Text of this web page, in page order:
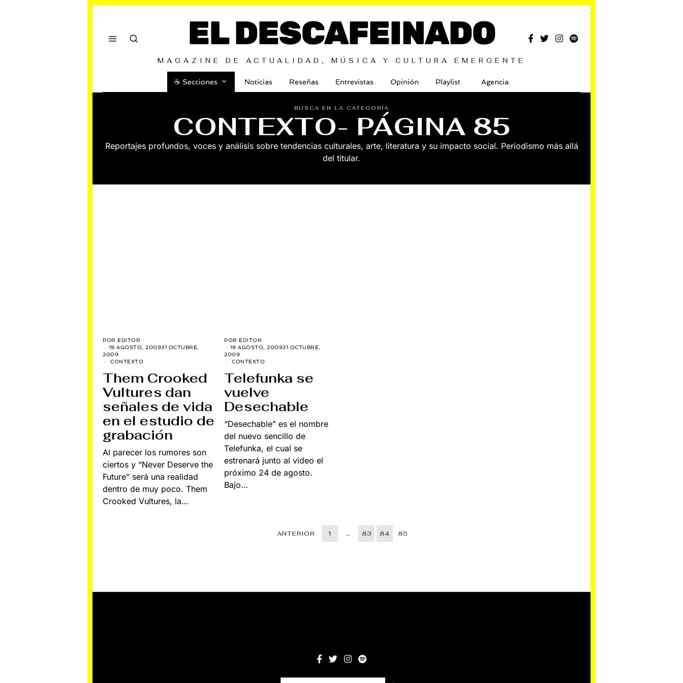
EL DESCAFEINADO
MAGAZINE DE ACTUALIDAD, MÚSICA Y CULTURA EMERGENTE
☕️ Secciones Noticias Reseñas Entrevistas Opinión Playlist Agencia
BUSCA EN LA CATEGORÍA
CONTEXTO- PÁGINA 85
Reportajes profundos, voces y análisis sobre tendencias culturales, arte, literatura y su impacto social. Periodismo más allá
del titular.
POR EDITOR
19 AGOSTO, 200931 OCTUBRE,
2009
CONTEXTO
Them Crooked
Vultures dan
señales de vida
en el estudio de
grabación
Al parecer los rumores son
ciertos y “Never Deserve the
Future” será una realidad
dentro de muy poco. Them
Crooked Vultures, la…
POR EDITOR
19 AGOSTO, 200931 OCTUBRE,
2009
CONTEXTO
Telefunka se
vuelve
Desechable
“Desechable” es el nombre
del nuevo sencillo de
Telefunka, el cual se
estrenará junto al video el
próximo 24 de agosto.
Bajo…
ANTERIOR 1 … 83 84 85